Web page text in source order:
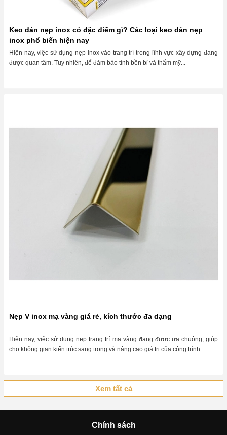
Keo dán nẹp inox có đặc điểm gì? Các loại keo dán nẹp
inox phổ biến hiện nay
Hiện nay, việc sử dụng nẹp inox vào trang trí trong lĩnh vực xây dựng đang
được quan tâm. Tuy nhiên, để đảm bảo tính bền bỉ và thẩm mỹ...
Nẹp V inox mạ vàng giá rẻ, kích thước đa dạng
Hiện nay, việc sử dụng nẹp trang trí mạ vàng đang được ưa chuộng, giúp
cho không gian kiến trúc sang trọng và nâng cao giá trị của công trình....
Xem tất cả
Chính sách